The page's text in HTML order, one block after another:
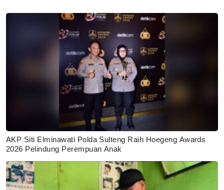
AKP Siti Elminawati Polda Sulteng Raih Hoegeng Awards
2026 Pelindung Perempuan Anak